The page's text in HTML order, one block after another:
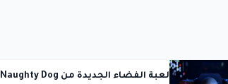
لعبة الفضاء الجديدة من Naughty Dog